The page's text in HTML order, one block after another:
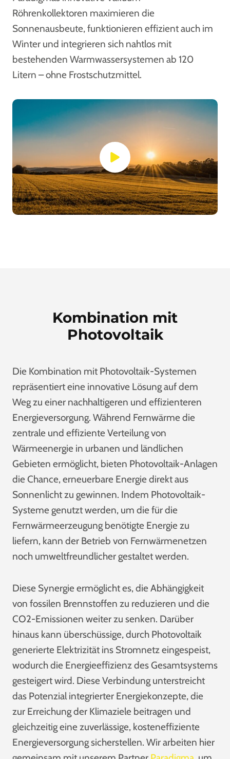
Röhrenkollektoren maximieren die
Sonnenausbeute, funktionieren effizient auch im
Winter und integrieren sich nahtlos mit
bestehenden Warmwassersystemen ab 120
Litern – ohne Frostschutzmittel.
Kombination mit
Photovoltaik
Die Kombination mit Photovoltaik-Systemen
repräsentiert eine innovative Lösung auf dem
Weg zu einer nachhaltigeren und effizienteren
Energieversorgung. Während Fernwärme die
zentrale und effiziente Verteilung von
Wärmeenergie in urbanen und ländlichen
Gebieten ermöglicht, bieten Photovoltaik-Anlagen
die Chance, erneuerbare Energie direkt aus
Sonnenlicht zu gewinnen. Indem Photovoltaik-
Systeme genutzt werden, um die für die
Fernwärmeerzeugung benötigte Energie zu
liefern, kann der Betrieb von Fernwärmenetzen
noch umweltfreundlicher gestaltet werden.
Diese Synergie ermöglicht es, die Abhängigkeit
von fossilen Brennstoffen zu reduzieren und die
CO2-Emissionen weiter zu senken. Darüber
hinaus kann überschüssige, durch Photovoltaik
generierte Elektrizität ins Stromnetz eingespeist,
wodurch die Energieeffizienz des Gesamtsystems
gesteigert wird. Diese Verbindung unterstreicht
das Potenzial integrierter Energiekonzepte, die
zur Erreichung der Klimaziele beitragen und
gleichzeitig eine zuverlässige, kosteneffiziente
Energieversorgung sicherstellen. Wir arbeiten hier